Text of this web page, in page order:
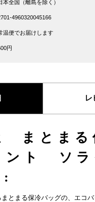
本全国（離島を除く）
4960320045166
温便でお届けします
円
レ
まとまる
ント ソラ
:
とまる保冷バッグの、エコ